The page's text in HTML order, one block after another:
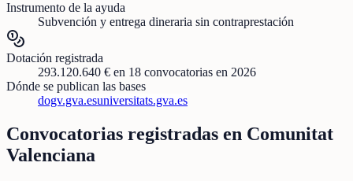
Instrumento de la ayuda
Subvención y entrega dineraria sin contraprestación
Dotación registrada
293.120.640 € en 18 convocatorias en 2026
Dónde se publican las bases
dogv.gva.esuniversitats.gva.es
Convocatorias registradas en Comunitat
Valenciana